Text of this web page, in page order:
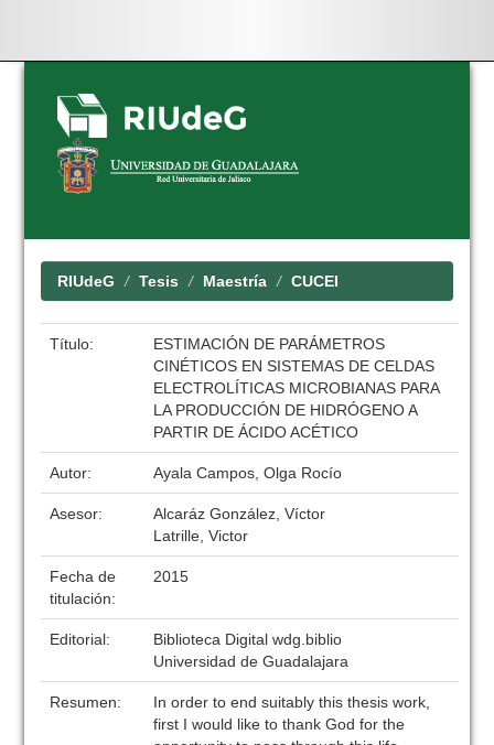
Skip
navigation
RIUdeG Tesis Maestría CUCEI
Título:
ESTIMACIÓN DE PARÁMETROS
CINÉTICOS EN SISTEMAS DE CELDAS
ELECTROLÍTICAS MICROBIANAS PARA
LA PRODUCCIÓN DE HIDRÓGENO A
PARTIR DE ÁCIDO ACÉTICO
Autor: Ayala Campos, Olga Rocío
Asesor:
Alcaráz González, Víctor
Latrille, Victor
Fecha de
titulación:
2015
Editorial:
Biblioteca Digital wdg.biblio
Universidad de Guadalajara
Resumen:
In order to end suitably this thesis work,
first I would like to thank God for the